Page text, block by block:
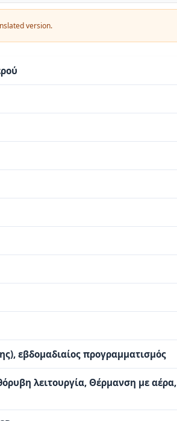
version.
εβδομαδιαίος προγραμματισμός
λειτουργία, Θέρμανση με αέρα,